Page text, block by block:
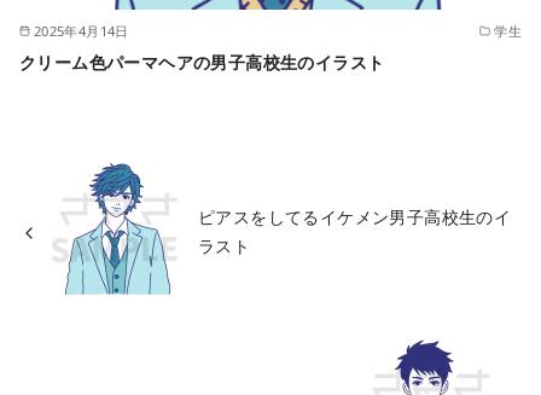
2025年4月14日 学生
クリーム色パーマヘアの男子高校生のイラスト
ピアスをしてるイケメン男子高校生のイ
ラスト